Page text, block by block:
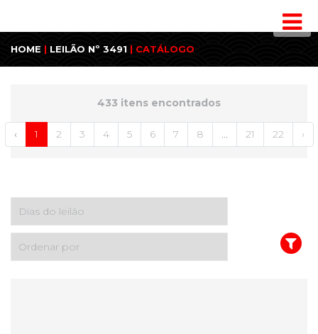
HOME | LEILÃO Nº 3491 | CATÁLOGO
433 itens encontrados
‹ 1 2 3 4 5 6 7 8 ... 21 22 ›